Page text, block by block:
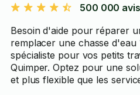
500 000 avis
Besoin d'aide pour réparer
remplacer une chasse d'eau
spécialiste pour vos petits
Quimper. Optez pour une
et plus flexible que les